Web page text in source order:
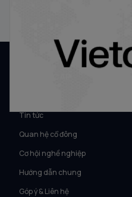
Tin tức
Quan hệ cổ đông
Cơ hội nghề nghiệp
Hướng dẫn chung
Góp ý & Liên hệ